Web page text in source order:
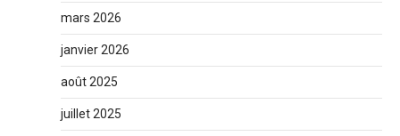
mars 2026
janvier 2026
août 2025
juillet 2025